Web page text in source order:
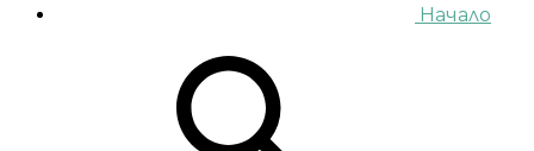
Начало